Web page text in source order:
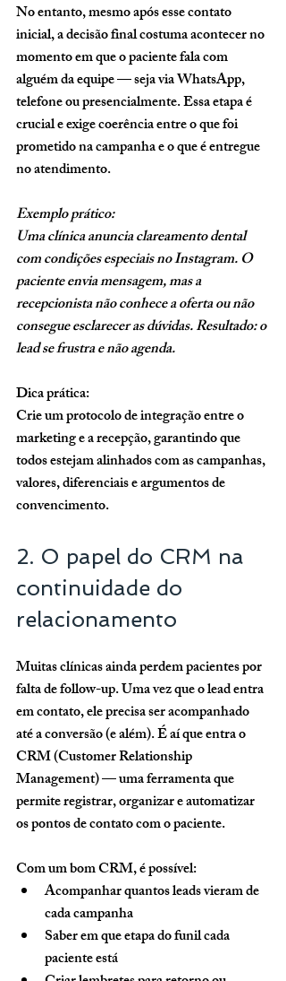
No entanto, mesmo após esse contato
inicial, a decisão final costuma acontecer no
momento em que o paciente fala com
alguém da equipe — seja via WhatsApp,
telefone ou presencialmente. Essa etapa é
crucial e exige coerência entre o que foi
prometido na campanha e o que é entregue
no atendimento.
Exemplo prático:
Uma clínica anuncia clareamento dental
com condições especiais no Instagram. O
paciente envia mensagem, mas a
recepcionista não conhece a oferta ou não
consegue esclarecer as dúvidas. Resultado: o
lead se frustra e não agenda.
Dica prática:
Crie um protocolo de integração entre o
marketing e a recepção, garantindo que
todos estejam alinhados com as campanhas,
valores, diferenciais e argumentos de
convencimento.
2. O papel do CRM na
continuidade do
relacionamento
Muitas clínicas ainda perdem pacientes por
falta de follow-up. Uma vez que o lead entra
em contato, ele precisa ser acompanhado
até a conversão (e além). É aí que entra o
CRM (Customer Relationship
Management) — uma ferramenta que
permite registrar, organizar e automatizar
os pontos de contato com o paciente.
Com um bom CRM, é possível:
Acompanhar quantos leads vieram de
cada campanha
Saber em que etapa do funil cada
paciente está